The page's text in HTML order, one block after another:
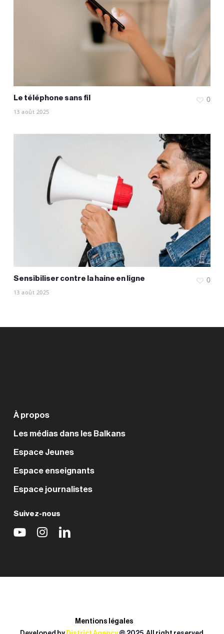
Le téléphone sans fil
13 août 2025
0
Sensibiliser contre la haine en ligne
13 août 2025
0
À propos
Les médias dans les Balkans
Espace Jeunes
Espace enseignants
Espace journalistes
Suivez-nous
Mentions légales